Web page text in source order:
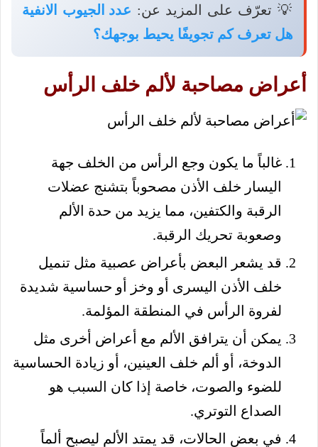
💡 تعرّف على المزيد عن: عدد الجيوب الانفية
هل تعرف كم تجويفًا يحيط بوجهك؟
أعراض مصاحبة لألم خلف الرأس
غالباً ما يكون وجع الرأس من الخلف جهة
اليسار خلف الأذن مصحوباً بتشنج عضلات
الرقبة والكتفين، مما يزيد من حدة الألم
وصعوبة تحريك الرقبة.
قد يشعر البعض بأعراض عصبية مثل تنميل
خلف الأذن اليسرى أو وخز أو حساسية شديدة
لفروة الرأس في المنطقة المؤلمة.
يمكن أن يترافق الألم مع أعراض أخرى مثل
الدوخة، أو ألم خلف العينين، أو زيادة الحساسية
للضوء والصوت، خاصة إذا كان السبب هو
الصداع التوتري.
في بعض الحالات، قد يمتد الألم ليصبح ألماً